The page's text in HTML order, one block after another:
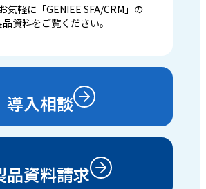
気軽に「GENIEE SFA/CRM」の
資料をご覧ください。
導入相談
品資料請求